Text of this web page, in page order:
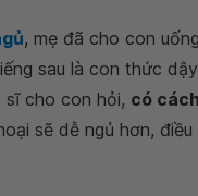
, mẹ đã cho con uống
sau là con thức dậy
sĩ cho con hỏi, có cách
sẽ dễ ngủ hơn, điều